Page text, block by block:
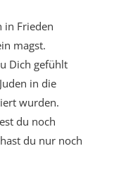
in Frieden
magst.
Dich gefühlt
in die
wurden.
du noch
du nur noch